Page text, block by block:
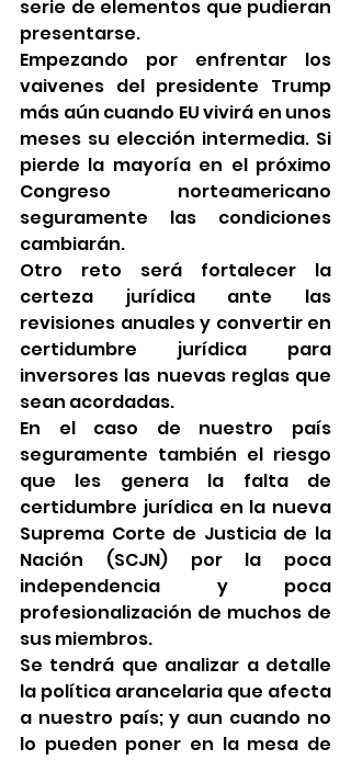
serie de elementos que pudieran
presentarse.
Empezando por enfrentar los
vaivenes del presidente Trump
más aún cuando EU vivirá en unos
meses su elección intermedia. Si
pierde la mayoría en el próximo
Congreso norteamericano
seguramente las condiciones
cambiarán.
Otro reto será fortalecer la
certeza jurídica ante las
revisiones anuales y convertir en
certidumbre jurídica para
inversores las nuevas reglas que
sean acordadas.
En el caso de nuestro país
seguramente también el riesgo
que les genera la falta de
certidumbre jurídica en la nueva
Suprema Corte de Justicia de la
Nación (SCJN) por la poca
independencia y poca
profesionalización de muchos de
sus miembros.
Se tendrá que analizar a detalle
la política arancelaria que afecta
a nuestro país; y aun cuando no
lo pueden poner en la mesa de